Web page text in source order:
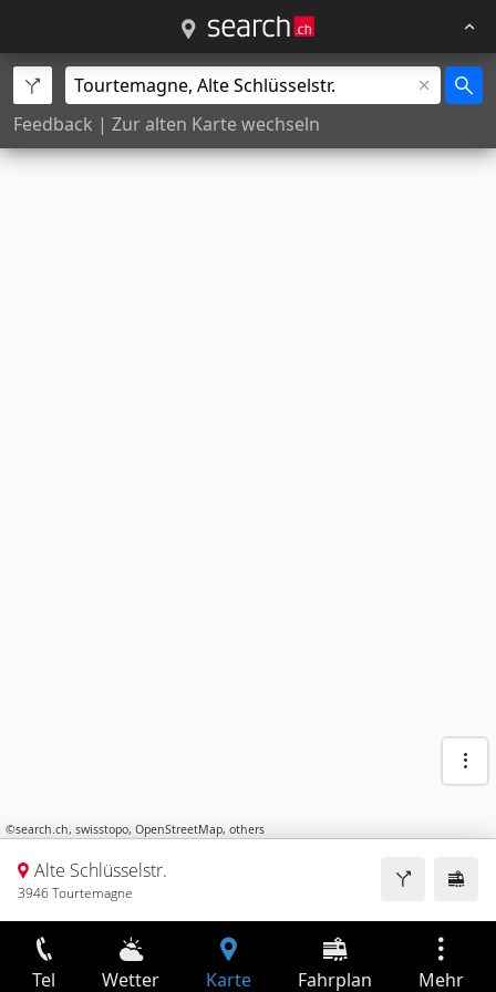
Feedback | Zur alten Karte wechseln
©search.ch, swisstopo, OpenStreetMap, others
Alte Schlüsselstr.
3946 Tourtemagne
Tel Wetter Karte Fahrplan Mehr